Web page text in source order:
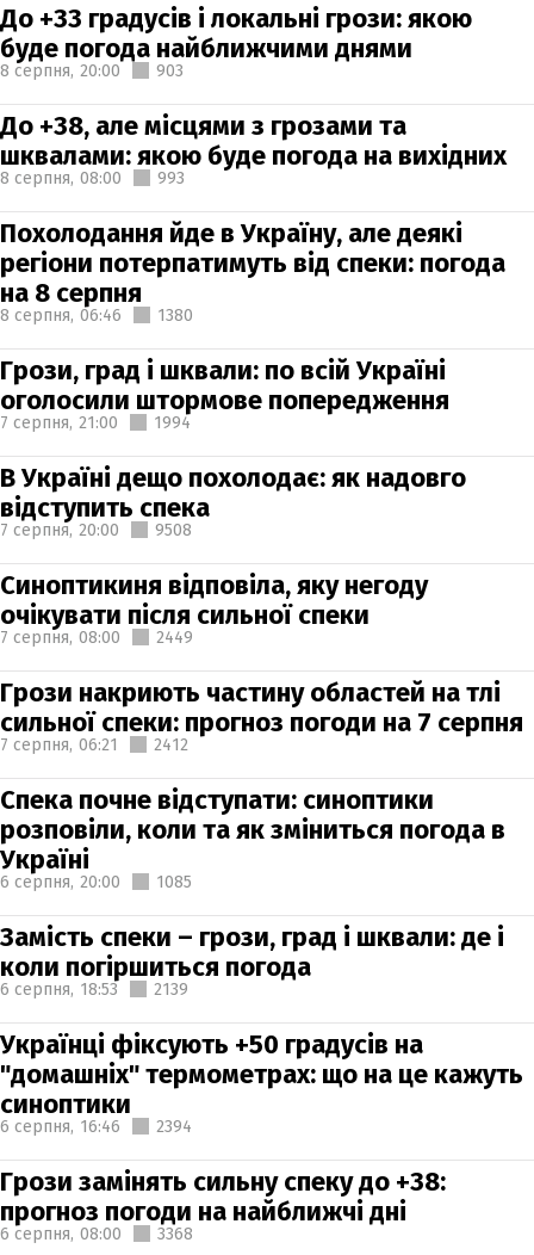
До +33 градусів і локальні грози: якою
буде погода найближчими днями
8 серпня, 20:00 903
До +38, але місцями з грозами та
шквалами: якою буде погода на вихідних
8 серпня, 08:00 993
Похолодання йде в Україну, але деякі
регіони потерпатимуть від спеки: погода
на 8 серпня
8 серпня, 06:46 1380
Грози, град і шквали: по всій Україні
оголосили штормове попередження
7 серпня, 21:00 1994
В Україні дещо похолодає: як надовго
відступить спека
7 серпня, 20:00 9508
Синоптикиня відповіла, яку негоду
очікувати після сильної спеки
7 серпня, 08:00 2449
Грози накриють частину областей на тлі
сильної спеки: прогноз погоди на 7 серпня
7 серпня, 06:21 2412
Спека почне відступати: синоптики
розповіли, коли та як зміниться погода в
Україні
6 серпня, 20:00 1085
Замість спеки – грози, град і шквали: де і
коли погіршиться погода
6 серпня, 18:53 2139
Українці фіксують +50 градусів на
"домашніх" термометрах: що на це кажуть
синоптики
6 серпня, 16:46 2394
Грози замінять сильну спеку до +38:
прогноз погоди на найближчі дні
6 серпня, 08:00 3368